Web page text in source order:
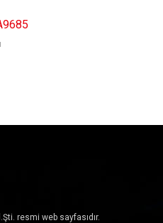
resmi web sayfasıdır.